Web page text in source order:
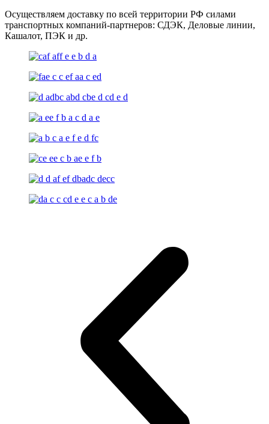
Осуществляем доставку по всей территории РФ силами
транспортных компаний-партнеров: СДЭК, Деловые линии,
Кашалот, ПЭК и др.